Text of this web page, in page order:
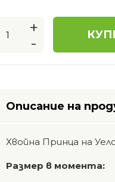
+
-
Описание на
Хвойна Принца на Уелс
Размер в момента: